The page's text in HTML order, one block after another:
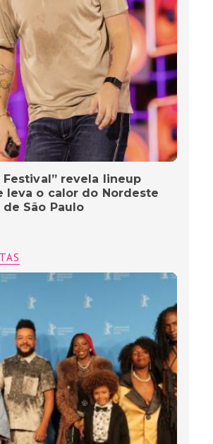
Festival” revela lineup
leva o calor do Nordeste
São Paulo